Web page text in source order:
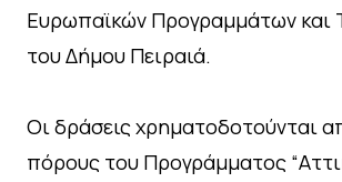
Ευρωπαϊκών Προγραμμάτων και
του Δήμου Πειραιά.
Οι δράσεις χρηματοδοτούνται
πόρους του Προγράμματος